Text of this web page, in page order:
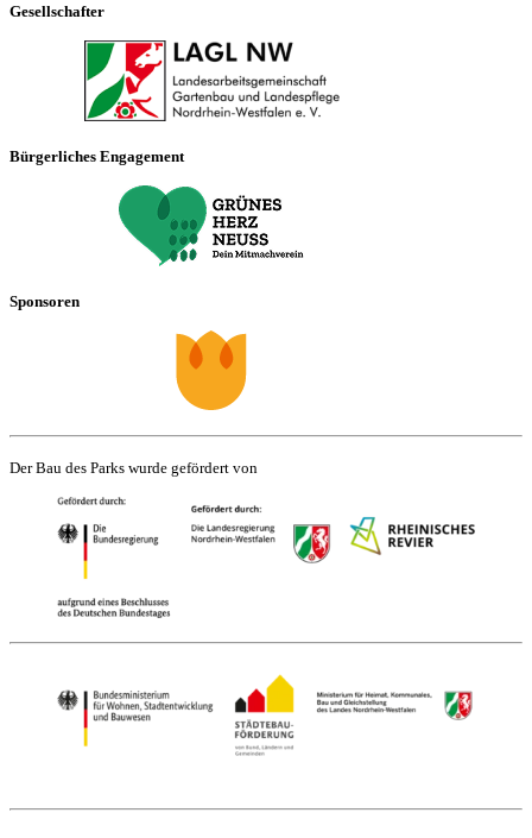
Gesellschafter
Bürgerliches Engagement
Sponsoren
Der Bau des Parks wurde gefördert von